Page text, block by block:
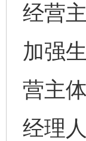
经营
加强
营主
经理